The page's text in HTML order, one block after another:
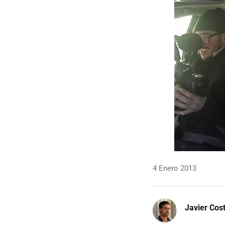
4 Enero 2013
Javier